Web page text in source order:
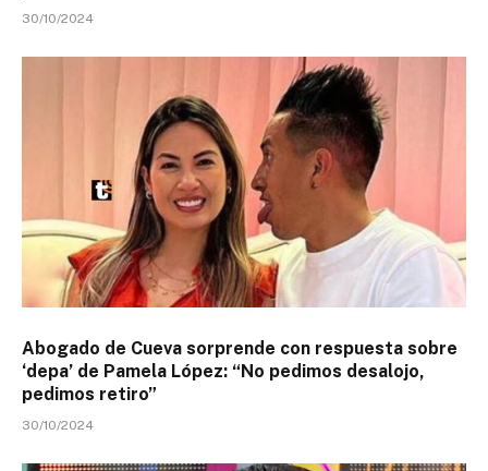
30/10/2024
Abogado de Cueva sorprende con respuesta sobre
‘depa’ de Pamela López: “No pedimos desalojo,
pedimos retiro”
30/10/2024